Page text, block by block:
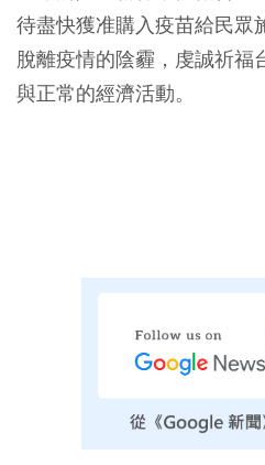
待盡快獲准購入疫苗給民眾
脫離疫情的陰霾，虔誠祈福
與正常的經濟活動。